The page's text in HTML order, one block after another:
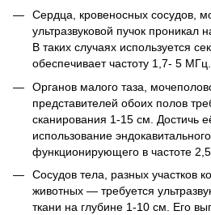
Сердца, кровеносных сосудов,
ультразвуковой пучок проникал
В таких случаях используется
обеспечивает частоту 1,7- 5 МГц.
Органов малого таза,
представителей обоих полов
сканирования 1-15 см. Достичь
использование эндокавитального
функционирующего в частоте
Сосудов тела, разных участков
животных — требуется
ткани на глубине 1-10 см. Его